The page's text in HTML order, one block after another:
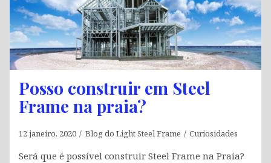
Posso construir em Steel
Frame na praia?
12 janeiro, 2020 Blog do Light Steel Frame Curiosidades
Será que é possível construir Steel Frame na Praia?